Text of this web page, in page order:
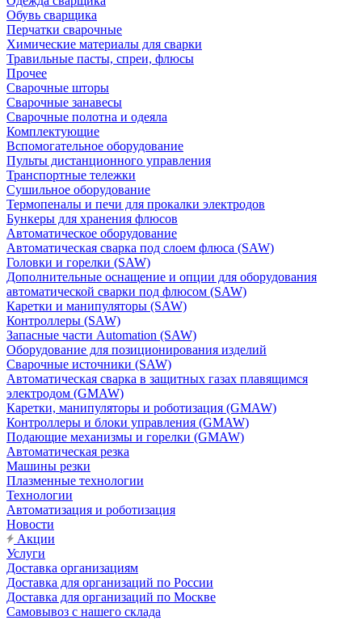
Обувь сварщика
Перчатки сварочные
Химические материалы для сварки
Травильные пасты, спреи, флюсы
Прочее
Сварочные шторы
Сварочные занавесы
Сварочные полотна и одеяла
Комплектующие
Вспомогательное оборудование
Пульты дистанционного управления
Транспортные тележки
Сушильное оборудование
Термопеналы и печи для прокалки электродов
Бункеры для хранения флюсов
Автоматическое оборудование
Автоматическая сварка под слоем флюса (SAW)
Головки и горелки (SAW)
Дополнительные оснащение и опции для оборудования
автоматической сварки под флюсом (SAW)
Каретки и манипуляторы (SAW)
Контроллеры (SAW)
Запасные части Automation (SAW)
Оборудование для позиционирования изделий
Сварочные источники (SAW)
Автоматическая сварка в защитных газах плавящимся
электродом (GMAW)
Каретки, манипуляторы и роботизация (GMAW)
Контроллеры и блоки управления (GMAW)
Подающие механизмы и горелки (GMAW)
Автоматическая резка
Машины резки
Плазменные технологии
Технологии
Автоматизация и роботизация
Новости
Акции
Услуги
Доставка организациям
Доставка для организаций по России
Доставка для организаций по Москве
Самовывоз с нашего склада